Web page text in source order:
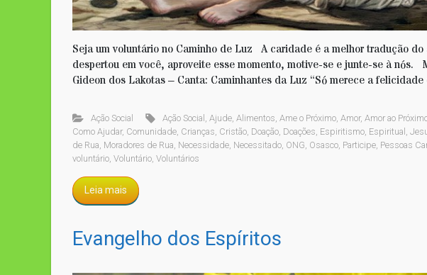
Seja um voluntário no Caminho de Luz A caridade é a melhor tradução
despertou em você, aproveite esse momento, motive-se e junte-se à nós.
Gideon dos Lakotas – Canta: Caminhantes da Luz “Só merece a
Ação Social Ação Social ,Ajude ,Alimentos ,Ame o Próximo ,Amor,Amor ao
Como Ajudar, Comunidade Crianças Cristão Doação Doações Espiritismo Espiritual
de Rua Moradores de Rua Necessidade Necessitado ONG Osasco Participe Pessoas
voluntário Voluntário Voluntários
Leia mais
Evangelho dos Espíritos